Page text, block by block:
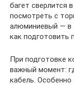
багет сверлится
посмотреть с
алюминиевый — в
как подготовить
При подготовке
важный момент:
кабель.